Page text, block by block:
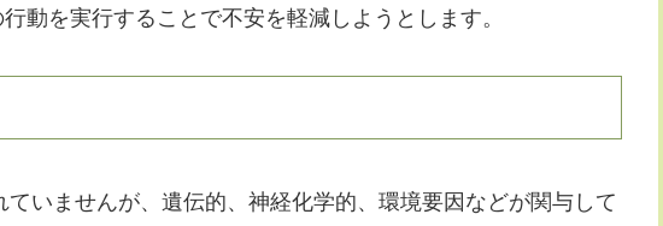
動を実行することで不安を軽減しようとします。
いませんが、遺伝的、神経化学的、環境要因などが関与して